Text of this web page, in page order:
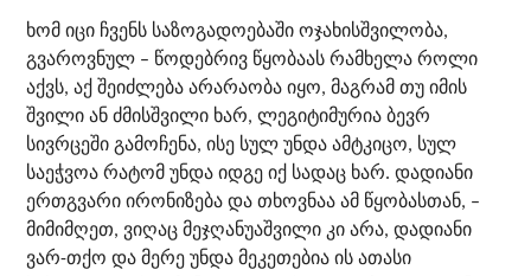
ხომ იცი ჩვენს საზოგადოებაში ოჯახისშვილობა,
გვაროვნულ – წოდებრივ წყობაას რამხელა როლი
აქვს, აქ შეიძლება არარაობა იყო, მაგრამ თუ იმის
შვილი ან ძმისშვილი ხარ, ლეგიტიმურია ბევრ
სივრცეში გამოჩენა, ისე სულ უნდა ამტკიცო, სულ
საეჭვოა რატომ უნდა იდგე იქ სადაც ხარ. დადიანი
ერთგვარი ირონიზება და თხოვნაა ამ წყობასთან, –
მიმიმღეთ, ვიღაც მეჯღანუაშვილი კი არა, დადიანი
ვარ-თქო და მერე უნდა მეკეთებია ის ათასი